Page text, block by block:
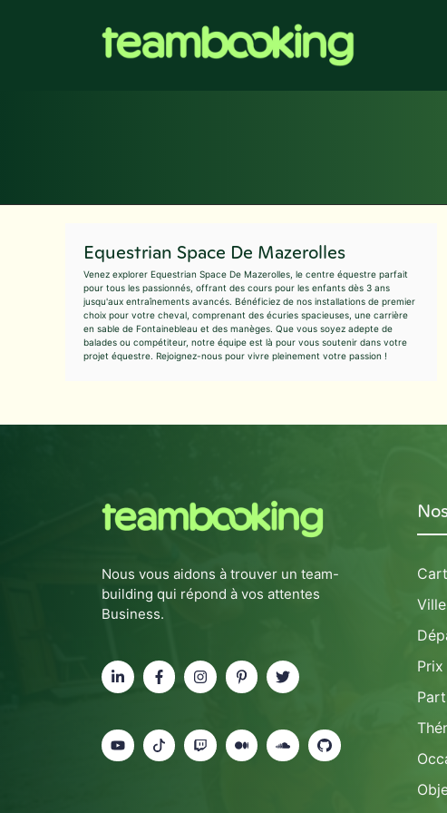
Equestrian Space De Mazerolles
Venez explorer Equestrian Space De Mazerolles, le centre équestre parfait
pour tous les passionnés, offrant des cours pour les enfants dès 3 ans
jusqu'aux entraînements avancés. Bénéficiez de nos installations de premier
choix pour votre cheval, comprenant des écuries spacieuses, une carrière
en sable de Fontainebleau et des manèges. Que vous soyez adepte de
balades ou compétiteur, notre équipe est là pour vous soutenir dans votre
projet équestre. Rejoignez-nous pour vivre pleinement votre passion !
Nous vous aidons à trouver un team-
building qui répond à vos attentes
Business.
Prix